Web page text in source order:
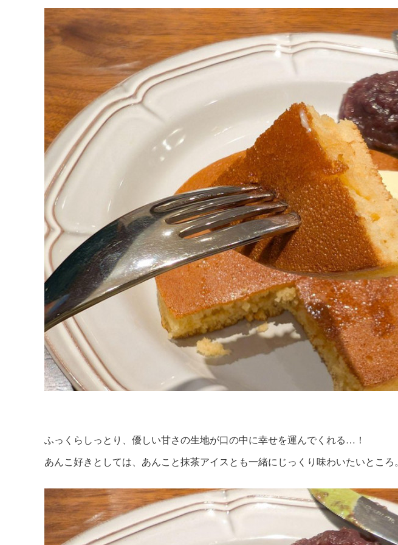
ふっくらしっとり、優しい甘さの生地が口の中に幸せを運んでくれる…！
あんこ好きとしては、あんこと抹茶アイスとも一緒にじっくり味わいたいところ。